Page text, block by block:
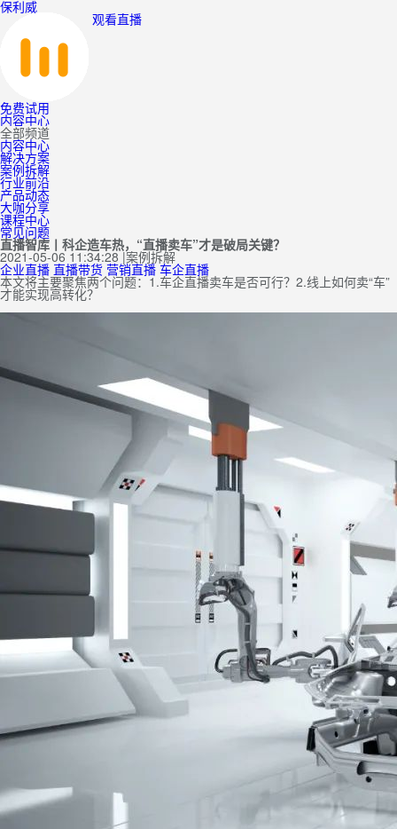
保利威
观看直播
免费试用
内容中心
全部频道
内容中心
解决方案
案例拆解
行业前沿
产品动态
大咖分享
课程中心
常见问题
直播智库丨科企造车热，“直播卖车”才是破局关键？
2021-05-06 11:34:28 |案例拆解
企业直播 直播带货 营销直播 车企直播
本文将主要聚焦两个问题：1.车企直播卖车是否可行？2.线上如何卖“车”
才能实现高转化？